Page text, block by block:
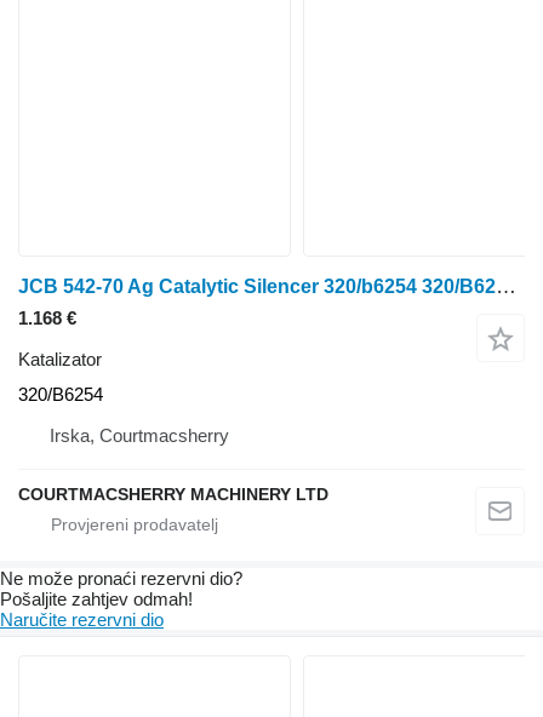
JCB 542-70 Ag Catalytic Silencer 320/b6254 320/B6254 katalizator
1.168 €
Katalizator
320/B6254
Irska, Courtmacsherry
COURTMACSHERRY MACHINERY LTD
Ne može pronaći rezervni dio?
Pošaljite zahtjev odmah!
Naručite rezervni dio